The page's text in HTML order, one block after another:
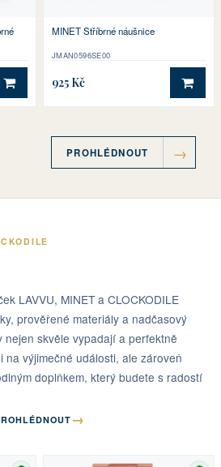
DO KOŠÍKU
MINET Stříbrné náušnice
JMAN0596SE00
925 Kč DO
PROHLÉDNOUT
LAVVU, MINET a CLOCKODILE
prověřené materiály a nadčasový
nejen skvěle vypadají a perfektně
výjimečné události, ale zároveň
doplňkem, který budete s radostí
→